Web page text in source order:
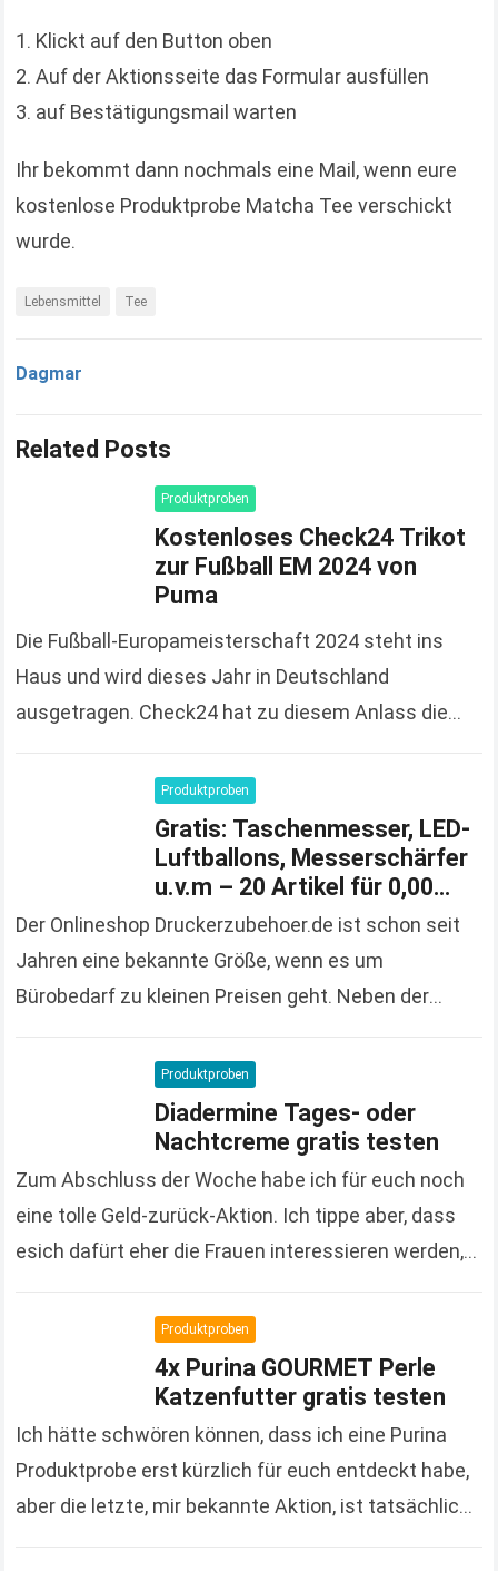
Klickt auf den Button oben
Auf der Aktionsseite das Formular ausfüllen
auf Bestätigungsmail warten
Ihr bekommt dann nochmals eine Mail, wenn eure
kostenlose Produktprobe Matcha Tee verschickt
wurde.
Lebensmittel Tee
Dagmar
Related Posts
Produktproben
Kostenloses Check24 Trikot
zur Fußball EM 2024 von
Puma
Die Fußball-Europameisterschaft 2024 steht ins
Haus und wird dieses Jahr in Deutschland
ausgetragen. Check24 hat zu diesem Anlass die
solange der Vorrat reicht und 100%…
Produktproben
Gratis: Taschenmesser, LED-
Luftballons, Messerschärfer
u.v.m – 20 Artikel für 0,00
Euro bestellen
Der Onlineshop Druckerzubehoer.de ist schon seit
Jahren eine bekannte Größe, wenn es um
Bürobedarf zu kleinen Preisen geht. Neben der
Onlineshop auch immer wieder…
Produktproben
Diadermine Tages- oder
Nachtcreme gratis testen
Zum Abschluss der Woche habe ich für euch noch
eine tolle Geld-zurück-Aktion. Ich tippe aber, dass
esich dafürt eher die Frauen interessieren werden,
Produktproben
4x Purina GOURMET Perle
Katzenfutter gratis testen
Ich hätte schwören können, dass ich eine Purina
Produktprobe erst kürzlich für euch entdeckt habe,
aber die letzte, mir bekannte Aktion, ist tatsächlich